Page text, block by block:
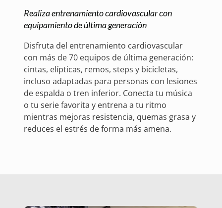
Realiza entrenamiento cardiovascular con
equipamiento de última generación
Disfruta del entrenamiento cardiovascular
con más de 70 equipos de última generación:
cintas, elípticas, remos, steps y bicicletas,
incluso adaptadas para personas con lesiones
de espalda o tren inferior. Conecta tu música
o tu serie favorita y entrena a tu ritmo
mientras mejoras resistencia, quemas grasa y
reduces el estrés de forma más amena.